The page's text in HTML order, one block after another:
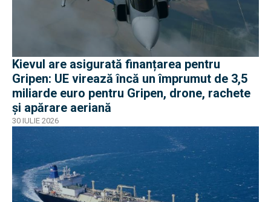
Kievul are asigurată finanțarea pentru
Gripen: UE virează încă un împrumut de 3,5
miliarde euro pentru Gripen, drone, rachete
și apărare aeriană
30 IULIE 2026